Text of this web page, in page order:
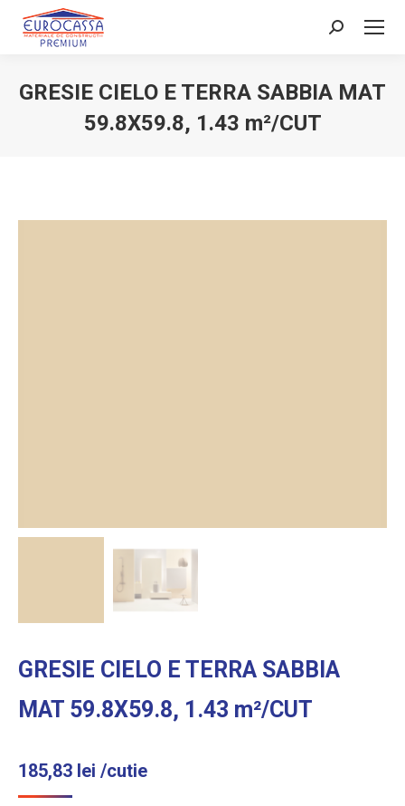
Search:
GRESIE CIELO E TERRA SABBIA MAT
59.8X59.8, 1.43 m²/CUT
GRESIE CIELO E TERRA SABBIA
MAT 59.8X59.8, 1.43 m²/CUT
185,83 lei /cutie